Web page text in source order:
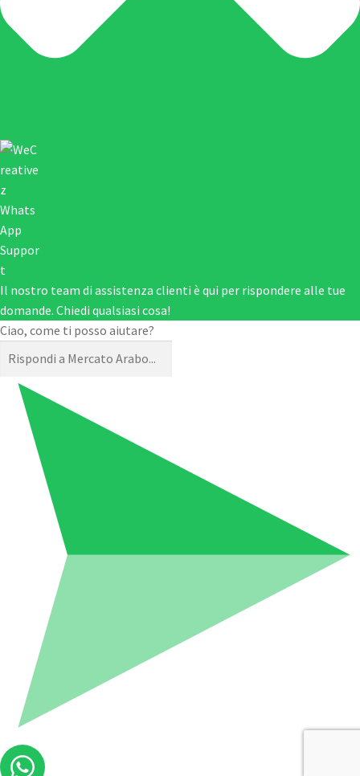
Il nostro team di assistenza clienti è qui per rispondere alle tue
domande. Chiedi qualsiasi cosa!
Ciao, come ti posso aiutare?